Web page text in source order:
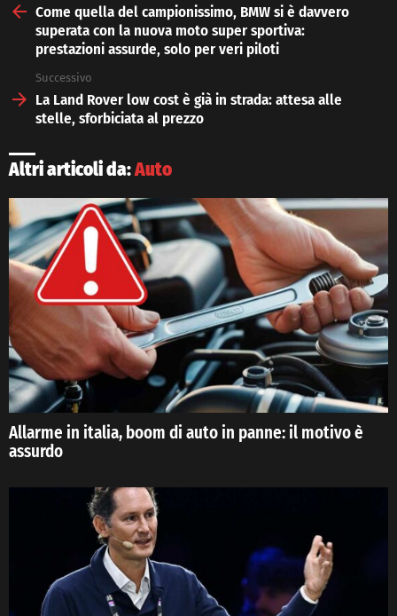
more Come quella del campionissimo, BMW si è davvero
superata con la nuova moto super sportiva:
prestazioni assurde, solo per veri piloti
Successivo
La Land Rover low cost è già in strada: attesa alle
stelle, sforbiciata al prezzo
Altri articoli da:Auto
Allarme in italia, boom di auto in panne: il motivo è
assurdo